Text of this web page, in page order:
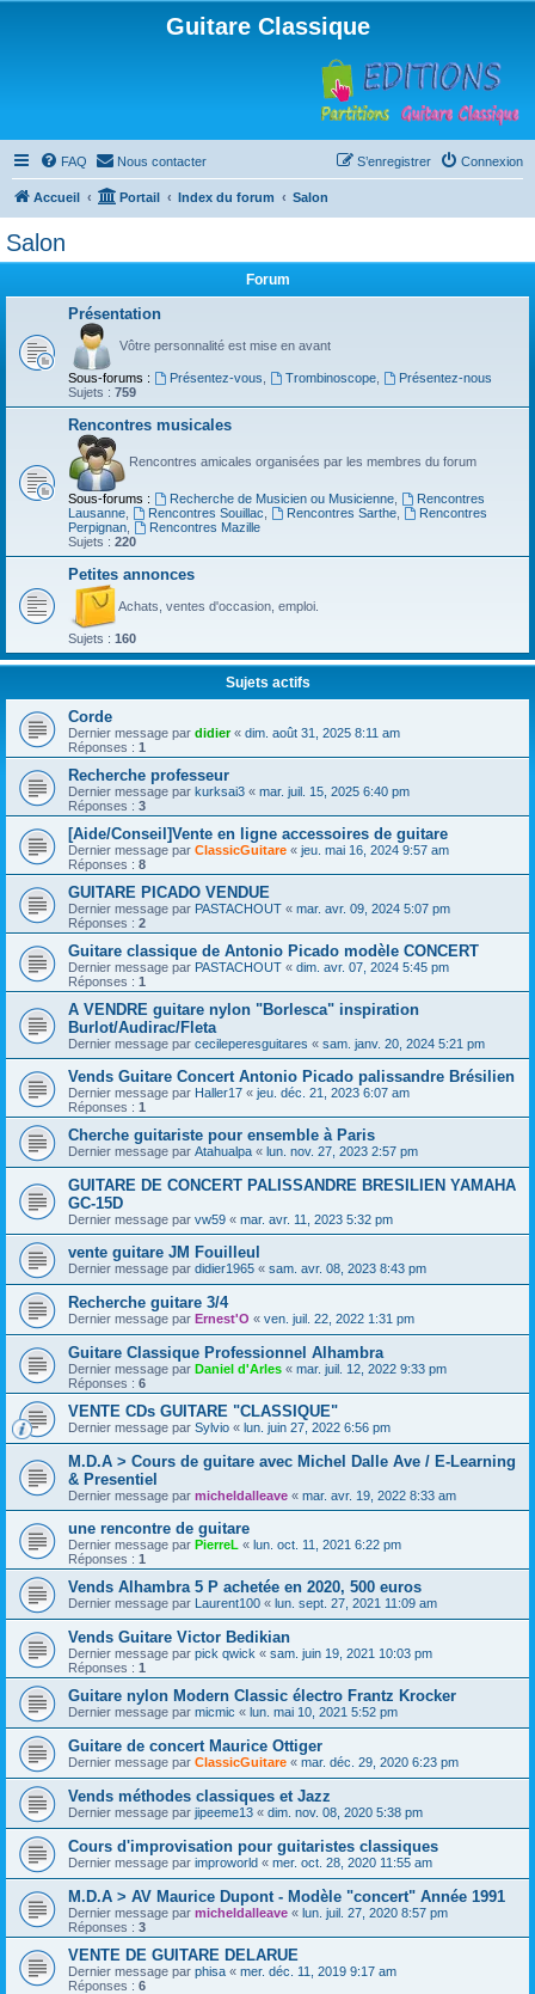
Guitare Classique
FAQ Nous contacter Connexion
S’enregistrer
Accueil Portail Index du forum Salon
Salon
Forum
Présentation
Vôtre personnalité est mise en avant
Sous-forums : Présentez-vous Trombinoscope,
Présentez-nous
Sujets : 759
Rencontres musicales
Rencontres amicales organisées par les membres du forum
Sous-forums : Recherche de Musicien ou Musicienne,
Rencontres
Lausanne
Rencontres Souillac Rencontres Sarthe,
Rencontres
Perpignan
Rencontres Mazille
Sujets : 220
Petites annonces
Achats, ventes d'occasion, emploi.
Sujets : 160
Sujets actifs
Corde
Dernier message par didier« dim. août 31, 2025 8:11 am
Réponses : 1
Recherche professeur
Dernier message par kurksai3 « mar. juil. 15, 2025 6:40 pm
Réponses : 3
[Aide/Conseil]Vente en ligne accessoires de guitare
Dernier message par ClassicGuitare « jeu. mai 16, 2024 9:57 am
Réponses : 8
GUITARE PICADO VENDUE
Dernier message par PASTACHOUT « mar. avr. 09, 2024 5:07 pm
Réponses : 2
Guitare classique de Antonio Picado modèle CONCERT
Dernier message par PASTACHOUT « dim. avr. 07, 2024 5:45 pm
Réponses : 1
A VENDRE guitare nylon "Borlesca" inspiration
Burlot/Audirac/Fleta
Dernier message par cecileperesguitares « sam. janv. 20, 2024 5:21 pm
Vends Guitare Concert Antonio Picado palissandre Brésilien
Dernier message par Haller17 « jeu. déc. 21, 2023 6:07 am
Réponses : 1
Cherche guitariste pour ensemble à Paris
Dernier message par Atahualpa « lun. nov. 27, 2023 2:57 pm
GUITARE DE CONCERT PALISSANDRE BRESILIEN YAMAHA
GC-15D
Dernier message par vw59 « mar. avr. 11, 2023 5:32 pm
vente guitare JM Fouilleul
Dernier message par didier1965 « sam. avr. 08, 2023 8:43 pm
Recherche guitare 3/4
Dernier message par Ernest'O « ven. juil. 22, 2022 1:31 pm
Guitare Classique Professionnel Alhambra
Dernier message par Daniel d'Arles « mar. juil. 12, 2022 9:33 pm
Réponses : 6
VENTE CDs GUITARE "CLASSIQUE"
Dernier message par Sylvio « lun. juin 27, 2022 6:56 pm
M.D.A > Cours de guitare avec Michel Dalle Ave / E-Learning
& Presentiel
Dernier message par micheldalleave « mar. avr. 19, 2022 8:33 am
une rencontre de guitare
Dernier message par PierreL « lun. oct. 11, 2021 6:22 pm
Réponses : 1
Vends Alhambra 5 P achetée en 2020, 500 euros
Dernier message par Laurent100 « lun. sept. 27, 2021 11:09 am
Vends Guitare Victor Bedikian
Dernier message par pick qwick « sam. juin 19, 2021 10:03 pm
Réponses : 1
Guitare nylon Modern Classic électro Frantz Krocker
Dernier message par micmic « lun. mai 10, 2021 5:52 pm
Guitare de concert Maurice Ottiger
Dernier message par ClassicGuitare « mar. déc. 29, 2020 6:23 pm
Vends méthodes classiques et Jazz
Dernier message par jipeeme13 « dim. nov. 08, 2020 5:38 pm
Cours d'improvisation pour guitaristes classiques
Dernier message par improworld « mer. oct. 28, 2020 11:55 am
M.D.A > AV Maurice Dupont - Modèle "concert" Année 1991
Dernier message par micheldalleave « lun. juil. 27, 2020 8:57 pm
Réponses : 3
VENTE DE GUITARE DELARUE
Dernier message par phisa « mer. déc. 11, 2019 9:17 am
Réponses : 6